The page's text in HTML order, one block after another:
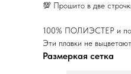
💯 Прошито в две
100% ПОЛИЭСТЕР и
Эти плавки не
Размеркая сетка